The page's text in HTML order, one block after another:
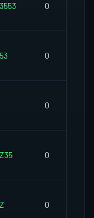
0
0
0
0
0